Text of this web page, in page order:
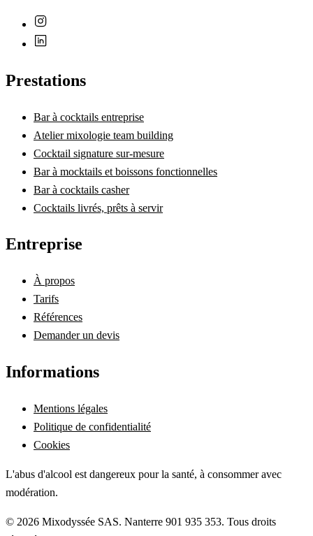
Prestations
Bar à cocktails entreprise
Atelier mixologie team building
Cocktail signature sur-mesure
Bar à mocktails et boissons fonctionnelles
Bar à cocktails casher
Cocktails livrés, prêts à servir
Entreprise
À propos
Tarifs
Références
Demander un devis
Informations
Mentions légales
Politique de confidentialité
Cookies
L'abus d'alcool est dangereux pour la santé, à consommer avec
modération.
© 2026 Mixodyssée SAS. Nanterre 901 935 353. Tous droits